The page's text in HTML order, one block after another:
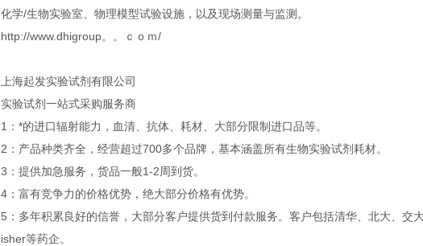
化学/生物实验室、物理模型试验设施，以及现场测量与监测。
http://www.dhigroup。。ｃｏｍ/
上海起发实验试剂有限公司
实验试剂一站式采购服务商
1：*的进口辐射能力，血清、抗体、耗材、大部分限制进口品等。
2：产品种类齐全，经营超过700多个品牌，基本涵盖所有生物实验试剂耗材。
3：提供加急服务，货品一般1-2周到货。
4：富有竞争力的价格优势，绝大部分价格有优势。
5：多年积累良好的信誉，大部分客户提供货到付款服务。客户包括清华、北大、交
isher等药企。